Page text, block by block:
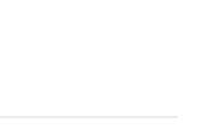
lên 1500Pa cho
suất hút tiêu
cát, nếu bạn